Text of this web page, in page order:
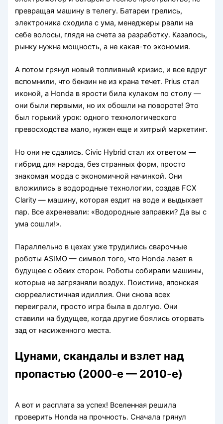
превращая машину в телегу. Батареи грелись,
электроника сходила с ума, менеджеры рвали на
себе волосы, глядя на счета за разработку. Казалось,
рынку нужна мощность, а не какая-то экономия.
А потом грянул новый топливный кризис, и все вдруг
вспомнили, что бензин не из крана течет. Prius стал
иконой, а Honda в ярости била кулаком по столу —
они были первыми, но их обошли на повороте! Это
был горький урок: одного технологического
превосходства мало, нужен еще и хитрый маркетинг.
Но они не сдались. Civic Hybrid стал их ответом —
гибрид для народа, без странных форм, просто
знакомая морда с экономичной начинкой. Они
вложились в водородные технологии, создав FCX
Clarity — машину, которая ездит на воде и выдыхает
пар. Все ахреневали: «Водородные заправки? Да вы с
ума сошли!».
Параллельно в цехах уже трудились сварочные
роботы ASIMO — символ того, что Honda лезет в
будущее с обеих сторон. Роботы собирали машины,
которые не загрязняли воздух. Поистине, японская
сюрреалистичная идиллия. Они снова всех
переиграли, просто игра была в долгую. Они
ставили на будущее, когда другие боялись оторвать
зад от насиженного места.
Цунами, скандалы и взлет над
пропастью (2000-е — 2010-е)
А вот и расплата за успех! Вселенная решила
проверить Honda на прочность. Сначала грянул